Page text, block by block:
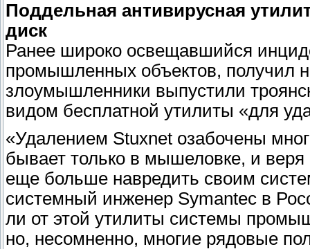
Поддельная антивирусная
диск
Ранее широко освещавшийся
промышленных объектов, получил
злоумышленники выпустили
видом бесплатной утилиты «для
«Удалением Stuxnet озабочены
бывает только в мышеловке, и
еще больше навредить своим
системный инженер Symantec в
ли от этой утилиты системы
но, несомненно, многие рядовые